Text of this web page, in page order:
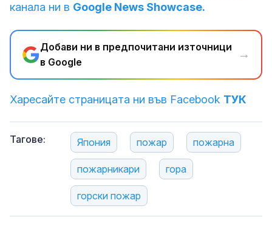
канала ни в Google News Showcase.
Добави ни в предпочитани източници
в Google
→
Харесайте страницата ни във Facebook ТУК
Тагове: Япония пожар пожарна
пожарникари гора
горски пожар